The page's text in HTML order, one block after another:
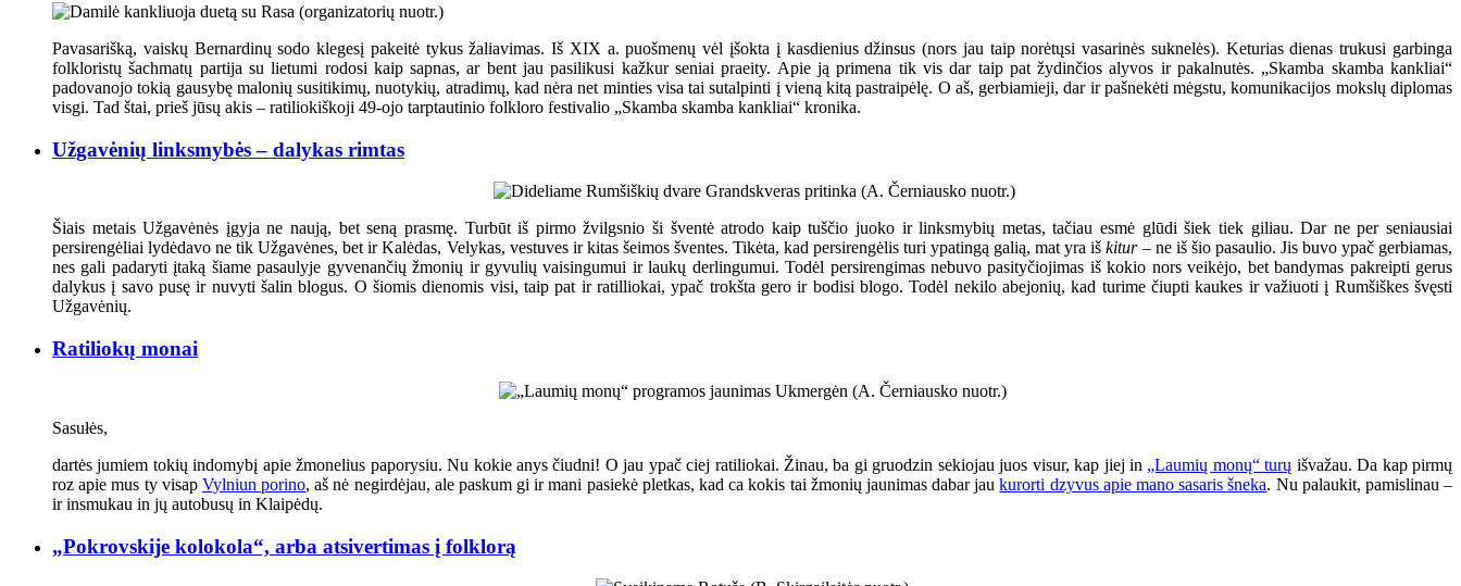
Pavasarišką, vaiskų Bernardinų sodo klegesį pakeitė tykus žaliavimas. Iš XIX a. puošmenų vėl įšokta į kasdienius džinsus (nors jau taip norėtųsi vasarinės suknelės). Keturias dienas trukusi garbinga
folkloristų šachmatų partija su lietumi rodosi kaip sapnas, ar bent jau pasilikusi kažkur seniai praeity. Apie ją primena tik vis dar taip pat žydinčios alyvos ir pakalnutės. „Skamba skamba kankliai“
padovanojo tokią gausybę malonių susitikimų, nuotykių, atradimų, kad nėra net minties visa tai sutalpinti į vieną kitą pastraipėlę. O aš, gerbiamieji, dar ir pašnekėti mėgstu, komunikacijos mokslų diplomas
visgi. Tad štai, prieš jūsų akis – ratiliokiškoji 49-ojo tarptautinio folkloro festivalio „Skamba skamba kankliai“ kronika.
Užgavėnių linksmybės – dalykas rimtas
Šiais metais Užgavėnės įgyja ne naują, bet seną prasmę. Turbūt iš pirmo žvilgsnio ši šventė atrodo kaip tuščio juoko ir linksmybių metas, tačiau esmė glūdi šiek tiek giliau. Dar ne per seniausiai
persirengėliai lydėdavo ne tik Užgavėnes, bet ir Kalėdas, Velykas, vestuves ir kitas šeimos šventes. Tikėta, kad persirengėlis turi ypatingą galią, mat yra iškitur– ne iš šio pasaulio. Jis buvo ypač gerbiamas,
nes gali padaryti įtaką šiame pasaulyje gyvenančių žmonių ir gyvulių vaisingumui ir laukų derlingumui. Todėl persirengimas nebuvo pasityčiojimas iš kokio nors veikėjo, bet bandymas pakreipti gerus
dalykus į savo pusę ir nuvyti šalin blogus. O šiomis dienomis visi, taip pat ir ratilliokai, ypač trokšta gero ir bodisi blogo. Todėl nekilo abejonių, kad turime čiupti kaukes ir važiuoti į Rumšiškes švęsti
Užgavėnių.
Ratiliokų monai
Sasułės,
dartės jumiem tokių indomybį apie žmonelius paporysiu. Nu kokie anys čiudni! O jau ypač ciej ratiliokai. Žinau, ba gi gruodzin sekiojau juos visur, kap jiej in „Laumių monų“ turų išvažau. Da kap pirmų
roz apie mus ty visap Vylniun porino, aš nė negirdėjau, ale paskum gi ir mani pasiekė pletkas, kad ca kokis tai žmonių jaunimas dabar jaukurorti dzyvus apie mano sasaris šneka. Nu palaukit, pamislinau –
ir insmukau in jų autobusų in Klaipėdų.
„Pokrovskije kolokola“, arba atsivertimas į folklorą